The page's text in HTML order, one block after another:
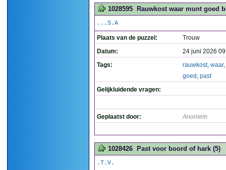
1028595 Rauwkost waar munt goed
...S.A
Plaats van de puzzel:
Trouw
Datum:
24 juni 2026
Tags:
rauwkost, waar,
goed , past
Gelijkluidende vragen:
Geplaatst door: Anoniem
1028426 Past voor boord of hark (5)
.T.V.